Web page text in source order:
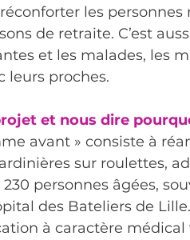
les personnes
de retraite. C’est
et les malades, les
leurs proches.
et nous dire
avant » consiste à
sur roulettes,
personnes âgées,
des Bateliers de Lille.
à caractère médical